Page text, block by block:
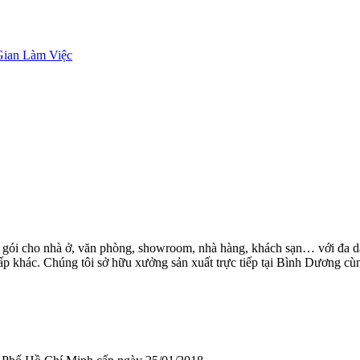
Làm Việc
cho nhà ở, văn phòng, showroom, nhà hàng, khách sạn… với đa
khác. Chúng tôi sở hữu xưởng sản xuất trực tiếp tại Bình Dương